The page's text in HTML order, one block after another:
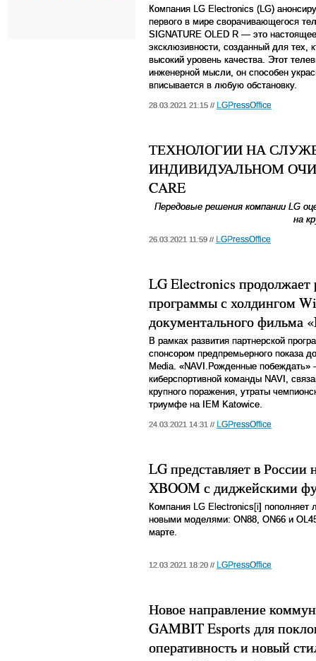
Компания LG Electronics (LG)
первого в мире сворачивающегося
SIGNATURE OLED R — это
эксклюзивности, созданный для тех,
высокий уровень качества. Этот
инженерной мысли, он способен
вписывается в любую обстановку.
28.03.2021 21:15 // LGPressOffice
ТЕХНОЛОГИИ НА
ИНДИВИДУАЛЬНОМ
CARE
Передовые решения компании LG
на
26.03.2021 11:59 // LGPressOffice
LG Electronics продолжает
программы с холдингом
документального фильма
В рамках развития партнерской
спонсором предпремьерного показа
Media. «NAVI .Рожденные
киберспортивной команды NAVI ,
крупного поражения, утраты
триумфе на IEM Katowice.
24.03.2021 14:31 // LGPressOffice
LG представляет в
XBOOM с диджейскими
Компания LG Electronics [i] пополняет
новыми моделями: ON88, ON66 и OL
марте.
12.03.2021 18:20 // LGPressOffice
Новое направление
GAMBIT Esports для
оперативность и новый